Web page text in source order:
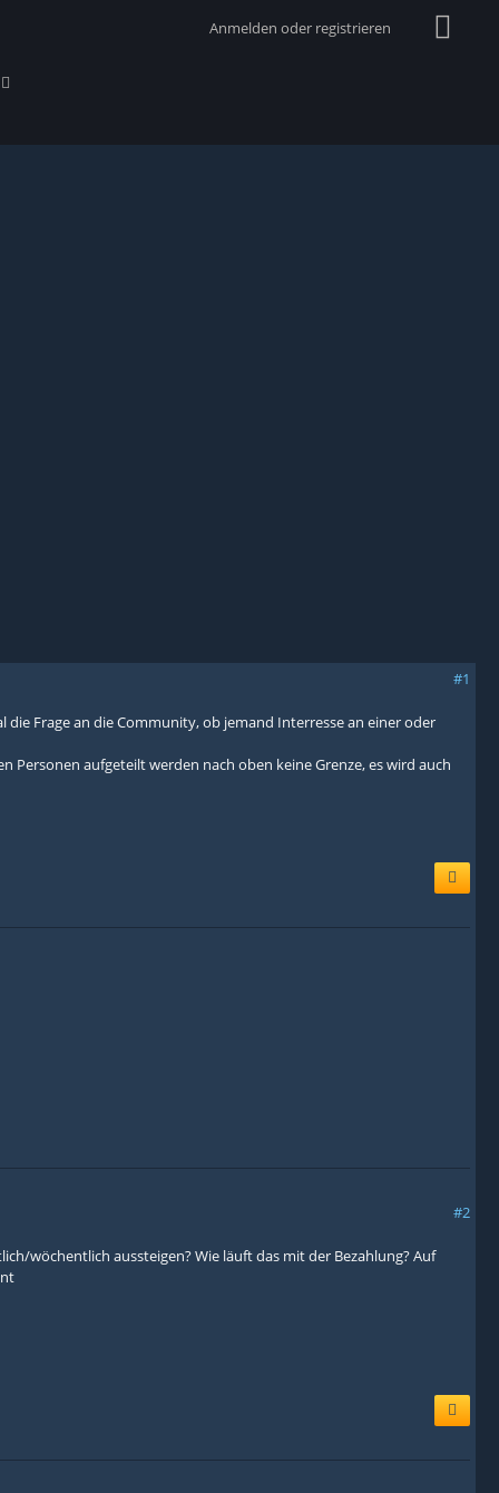
Anmelden oder registrieren
#1
Frage an die Community, ob jemand Interresse an einer oder
Personen aufgeteilt werden nach oben keine Grenze, es wird auch
#2
wöchentlich aussteigen? Wie läuft das mit der Bezahlung? Auf